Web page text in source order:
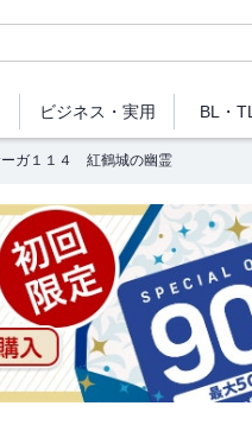
ビジネス ・実用 BL・TL
ーガ１１４ 紅鶴城の幽霊